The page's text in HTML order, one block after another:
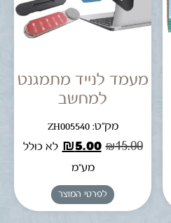
מעמד לנייד מתמגנט
למחשב
מק"ט: ZH005540
₪15.00
₪5.00
לא כולל
מע"מ
לפרטי המוצר